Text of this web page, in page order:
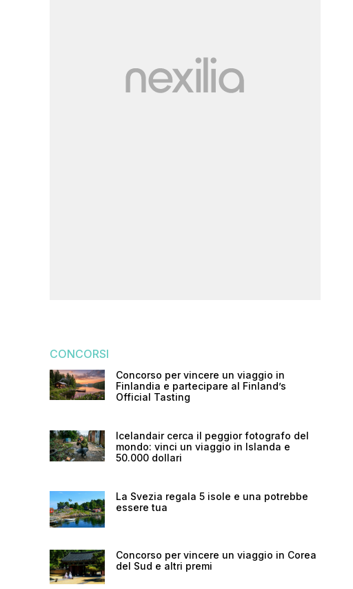
CONCORSI
Concorso per vincere un viaggio in
Finlandia e partecipare al Finland’s
Official Tasting
Icelandair cerca il peggior fotografo del
mondo: vinci un viaggio in Islanda e
50.000 dollari
La Svezia regala 5 isole e una potrebbe
essere tua
Concorso per vincere un viaggio in Corea
del Sud e altri premi